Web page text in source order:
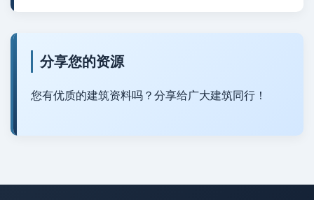
分享您的资源
您有优质的建筑资料吗？分享给广大建筑同行！